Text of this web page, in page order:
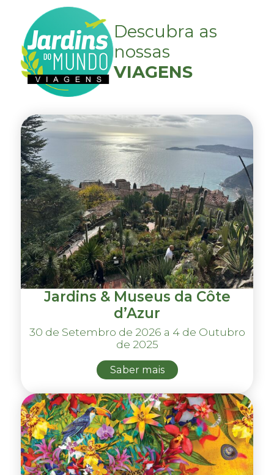
Descubra as
nossas
VIAGENS
Jardins & Museus da Côte
d’Azur
30 de Setembro de 2026 a 4 de Outubro
de 2025
Saber mais